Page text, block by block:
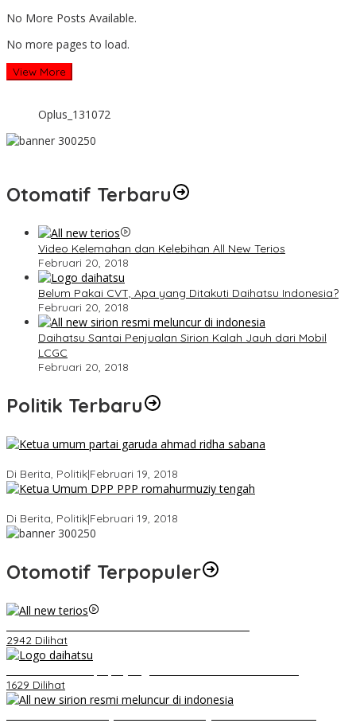
No More Posts Available.
No more pages to load.
View More
Oplus_131072
Otomatif Terbaru
Video Kelemahan dan Kelebihan All New Terios
Februari 20, 2018
Belum Pakai CVT, Apa yang Ditakuti Daihatsu Indonesia?
Februari 20, 2018
Daihatsu Santai Penjualan Sirion Kalah Jauh dari Mobil
LCGC
Februari 20, 2018
Politik Terbaru
Di Berita, Politik|Februari 19, 2018
Di Berita, Politik|Februari 19, 2018
Otomotif Terpopuler
2942 Dilihat
1629 Dilihat